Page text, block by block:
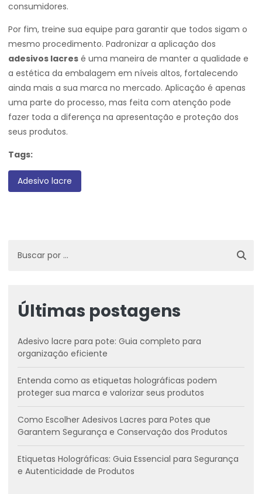
consumidores.
Por fim, treine sua equipe para garantir que todos sigam o
mesmo procedimento. Padronizar a aplicação dos
adesivos lacres é uma maneira de manter a qualidade e
a estética da embalagem em níveis altos, fortalecendo
ainda mais a sua marca no mercado. Aplicação é apenas
uma parte do processo, mas feita com atenção pode
fazer toda a diferença na apresentação e proteção dos
seus produtos.
Tags:
Adesivo lacre
Últimas postagens
Adesivo lacre para pote: Guia completo para
organização eficiente
Entenda como as etiquetas holográficas podem
proteger sua marca e valorizar seus produtos
Como Escolher Adesivos Lacres para Potes que
Garantem Segurança e Conservação dos Produtos
Etiquetas Holográficas: Guia Essencial para Segurança
e Autenticidade de Produtos